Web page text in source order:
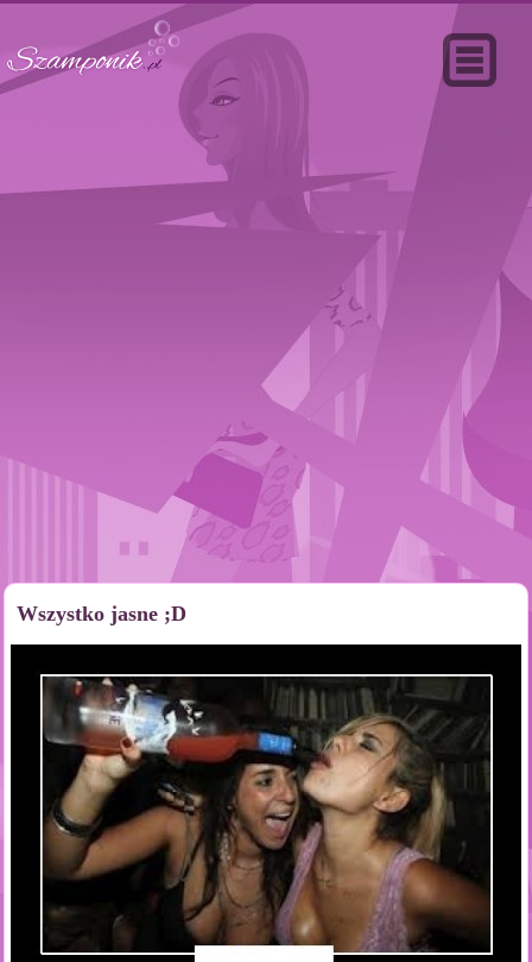
Wszystko jasne ;D